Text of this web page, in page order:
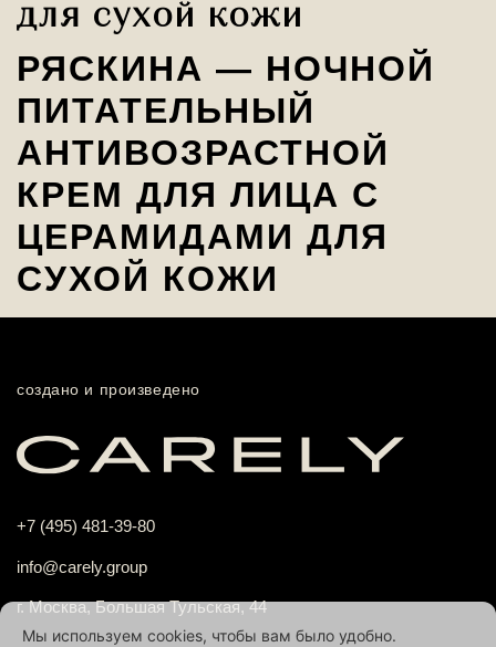
для сухой кожи
РЯСКИНА — НОЧНОЙ
ПИТАТЕЛЬНЫЙ
АНТИВОЗРАСТНОЙ
КРЕМ ДЛЯ ЛИЦА С
ЦЕРАМИДАМИ ДЛЯ
СУХОЙ КОЖИ
создано и произведено
+7 (495) 481-39-80
info@carely.group
г. Москва, Большая Тульская, 44
Мы используем cookies, чтобы вам было удобно.